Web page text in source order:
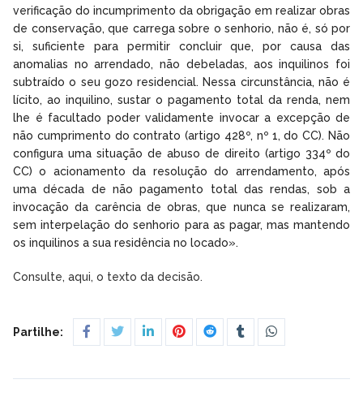
verificação do incumprimento da obrigação em realizar obras
de conservação, que carrega sobre o senhorio, não é, só por
si, suficiente para permitir concluir que, por causa das
anomalias no arrendado, não debeladas, aos inquilinos foi
subtraído o seu gozo residencial. Nessa circunstância, não é
lícito, ao inquilino, sustar o pagamento total da renda, nem
lhe é facultado poder validamente invocar a excepção de
não cumprimento do contrato (artigo 428º, nº 1, do CC). Não
configura uma situação de abuso de direito (artigo 334º do
CC) o acionamento da resolução do arrendamento, após
uma década de não pagamento total das rendas, sob a
invocação da carência de obras, que nunca se realizaram,
sem interpelação do senhorio para as pagar, mas mantendo
os inquilinos a sua residência no locado».
Consulte, aqui, o texto da decisão.
Partilhe: